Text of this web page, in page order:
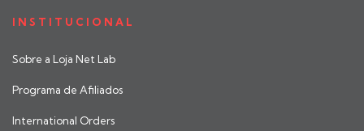
INSTITUCIONAL
Sobre a Loja Net Lab
Programa de Afiliados
International Orders